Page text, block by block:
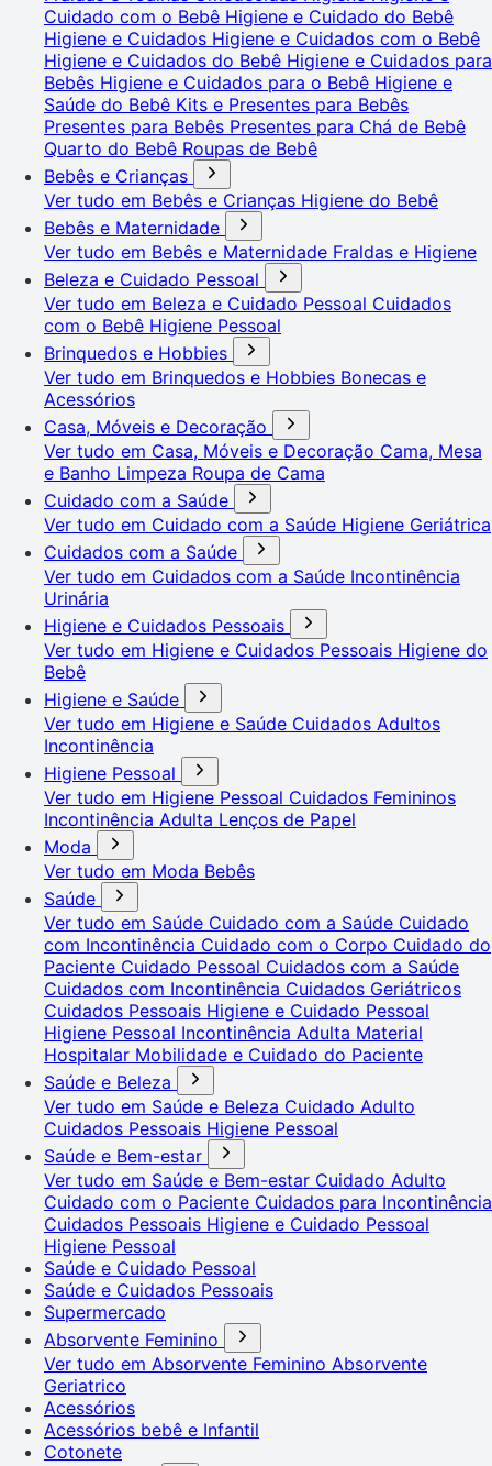
Cuidado com o Bebê Higiene e Cuidado do Bebê
Higiene e Cuidados Higiene e Cuidados com o Bebê
Higiene e Cuidados do Bebê Higiene e Cuidados para
Bebês Higiene e Cuidados para o Bebê Higiene e
Saúde do Bebê Kits e Presentes para Bebês
Presentes para Bebês Presentes para Chá de Bebê
Quarto do Bebê Roupas de Bebê
Bebês e Crianças
Ver tudo em Bebês e Crianças Higiene do Bebê
Bebês e Maternidade
Ver tudo em Bebês e Maternidade Fraldas e Higiene
Beleza e Cuidado Pessoal
Ver tudo em Beleza e Cuidado Pessoal Cuidados
com o Bebê Higiene Pessoal
Brinquedos e Hobbies
Ver tudo em Brinquedos e Hobbies Bonecas e
Acessórios
Casa, Móveis e Decoração
Ver tudo em Casa, Móveis e Decoração Cama, Mesa
e Banho Limpeza Roupa de Cama
Cuidado com a Saúde
Ver tudo em Cuidado com a Saúde Higiene Geriátrica
Cuidados com a Saúde
Ver tudo em Cuidados com a Saúde Incontinência
Urinária
Higiene e Cuidados Pessoais
Ver tudo em Higiene e Cuidados Pessoais Higiene do
Bebê
Higiene e Saúde
Ver tudo em Higiene e Saúde Cuidados Adultos
Incontinência
Higiene Pessoal
Ver tudo em Higiene Pessoal Cuidados Femininos
Incontinência Adulta Lenços de Papel
Moda
Ver tudo em Moda Bebês
Saúde
Ver tudo em Saúde Cuidado com a Saúde Cuidado
com Incontinência Cuidado com o Corpo Cuidado do
Paciente Cuidado Pessoal Cuidados com a Saúde
Cuidados com Incontinência Cuidados Geriátricos
Cuidados Pessoais Higiene e Cuidado Pessoal
Higiene Pessoal Incontinência Adulta Material
Hospitalar Mobilidade e Cuidado do Paciente
Saúde e Beleza
Ver tudo em Saúde e Beleza Cuidado Adulto
Cuidados Pessoais Higiene Pessoal
Saúde e Bem-estar
Ver tudo em Saúde e Bem-estar Cuidado Adulto
Cuidado com o Paciente Cuidados para Incontinência
Cuidados Pessoais Higiene e Cuidado Pessoal
Higiene Pessoal
Saúde e Cuidado Pessoal
Saúde e Cuidados Pessoais
Supermercado
Absorvente Feminino
Ver tudo em Absorvente Feminino Absorvente
Geriatrico
Acessórios
Acessórios bebê e Infantil
Cotonete